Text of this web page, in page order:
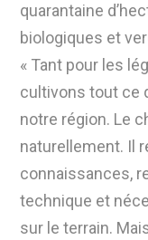
quarantaine
biologiques et
« Tant pour les
cultivons tout ce
notre région. Le
naturellement. Il
connaissances,
technique et
sur le terrain.